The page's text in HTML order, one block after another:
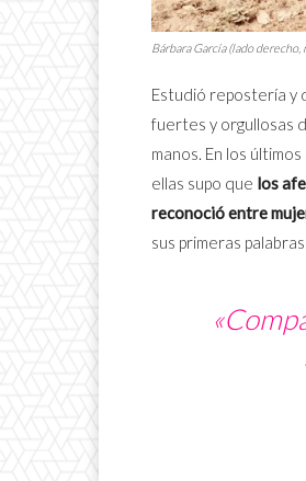
Bárbara García (lado
Estudió repostería y
fuertes y orgullosas
manos. En los últimos
ellas supo que los
reconoció entre
sus primeras